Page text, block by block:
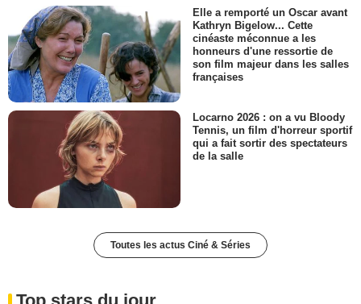
Elle a remporté un Oscar avant
Kathryn Bigelow... Cette
cinéaste méconnue a les
honneurs d'une ressortie de
son film majeur dans les salles
françaises
Locarno 2026 : on a vu Bloody
Tennis, un film d'horreur sportif
qui a fait sortir des spectateurs
de la salle
Toutes les actus Ciné & Séries